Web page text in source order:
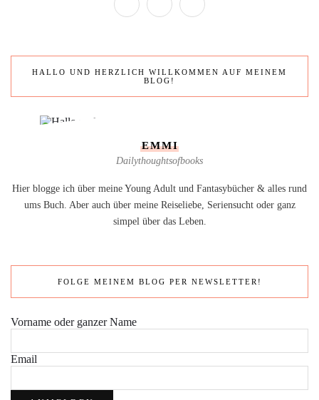
HALLO UND HERZLICH WILLKOMMEN AUF MEINEM
BLOG!
EMMI
Dailythoughtsofbooks
Hier blogge ich über meine Young Adult und Fantasybücher & alles rund
ums Buch. Aber auch über meine Reiseliebe, Seriensucht oder ganz
simpel über das Leben.
FOLGE MEINEM BLOG PER NEWSLETTER!
Vorname oder ganzer Name
Email